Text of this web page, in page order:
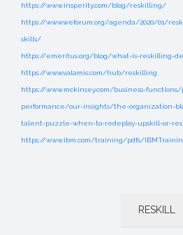
https://www.insperity.com/blog/reskilling/
https://www.weforum.org/agenda/2020/01/
skills/
https://emeritus.org/blog/what-is-reskilling-
https://www.valamis.com/hub/reskilling
https://www.mckinsey.com/business-
performance/our-insights/the-organization-
talent-puzzle-when-to-redeploy-upskill-or-
https://www.ibm.com/training/pdfs/
RESKILL